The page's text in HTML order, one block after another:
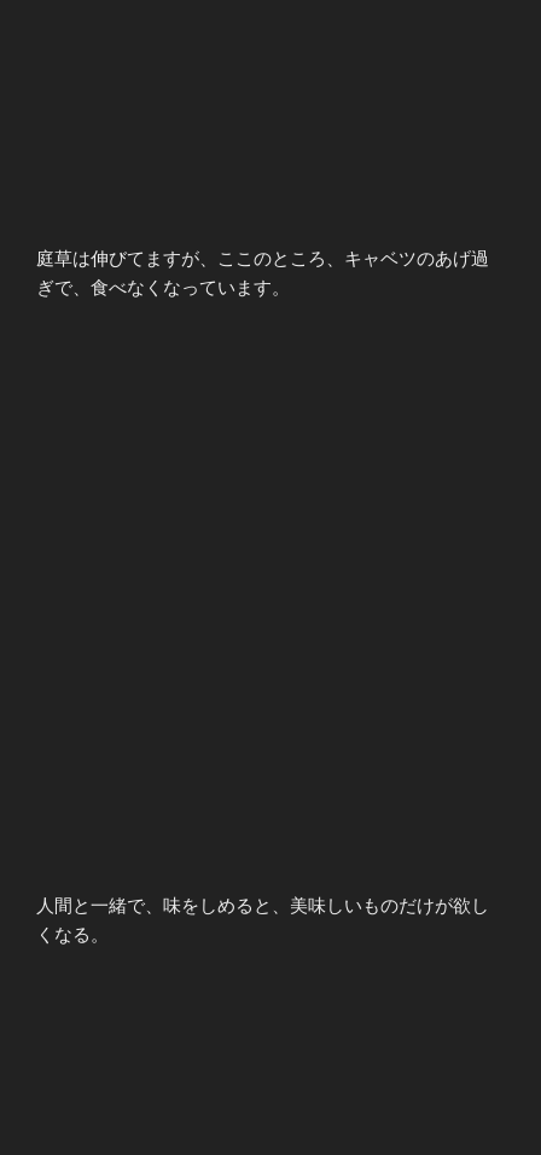
庭草は伸びてますが、ここのところ、キャベツのあげ過
ぎで、食べなくなっています。
人間と一緒で、味をしめると、美味しいものだけが欲し
くなる。